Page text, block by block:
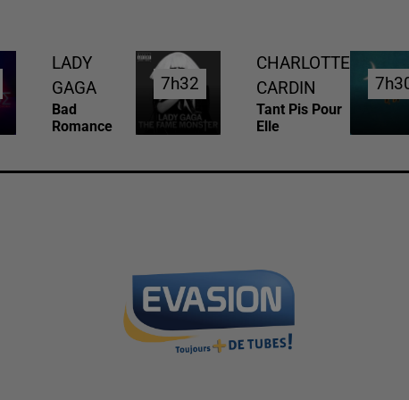
LADY
GAGA
Bad
Romance
7h32
7h32
CHARLOTTE
CARDIN
Tant Pis Pour
Elle